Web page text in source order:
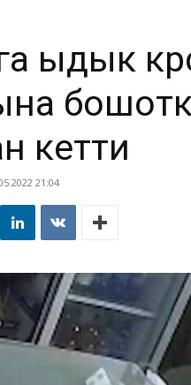
ыдык
кетти
21:04